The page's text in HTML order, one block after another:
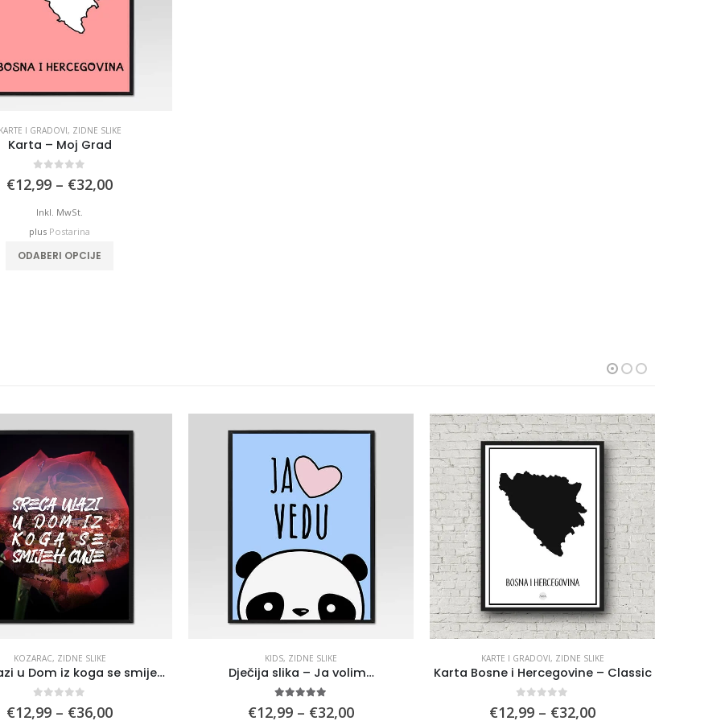
KARTE I GRADOVI, ZIDNE SLIKE
Karta – Moj Grad
€12,99 – €32,00Price
Inkl. MwSt.
plus Postarina
ODABERI OPCIJE
KOZARAC, ZIDNE SLIKE
Sreća ulazi u Dom iz koga se smijeh čuje
€12,99 – €36,00Price
KIDS, ZIDNE SLIKE
Dječija slika – Ja volim…
€12,99 – €32,00Price
KARTE I GRADOVI, ZIDNE SLIKE
Karta Bosne i Hercegovine – Classic
€12,99 – €32,00Price